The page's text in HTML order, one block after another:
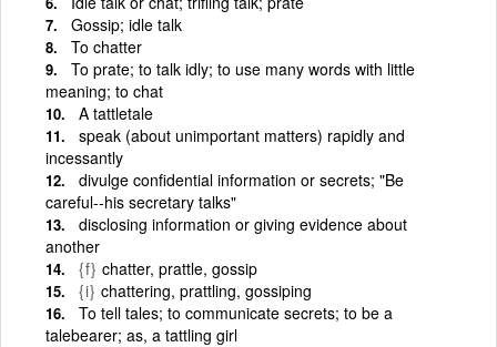
Gossip; idle talk
To chatter
To prate; to talk idly; to use many words with little
meaning; to chat
A tattletale
speak (about unimportant matters) rapidly and
incessantly
divulge confidential information or secrets; "Be
careful--his secretary talks"
disclosing information or giving evidence about
another
{f} chatter, prattle, gossip
{i} chattering, prattling, gossiping
To tell tales; to communicate secrets; to be a
talebearer; as, a tattling girl